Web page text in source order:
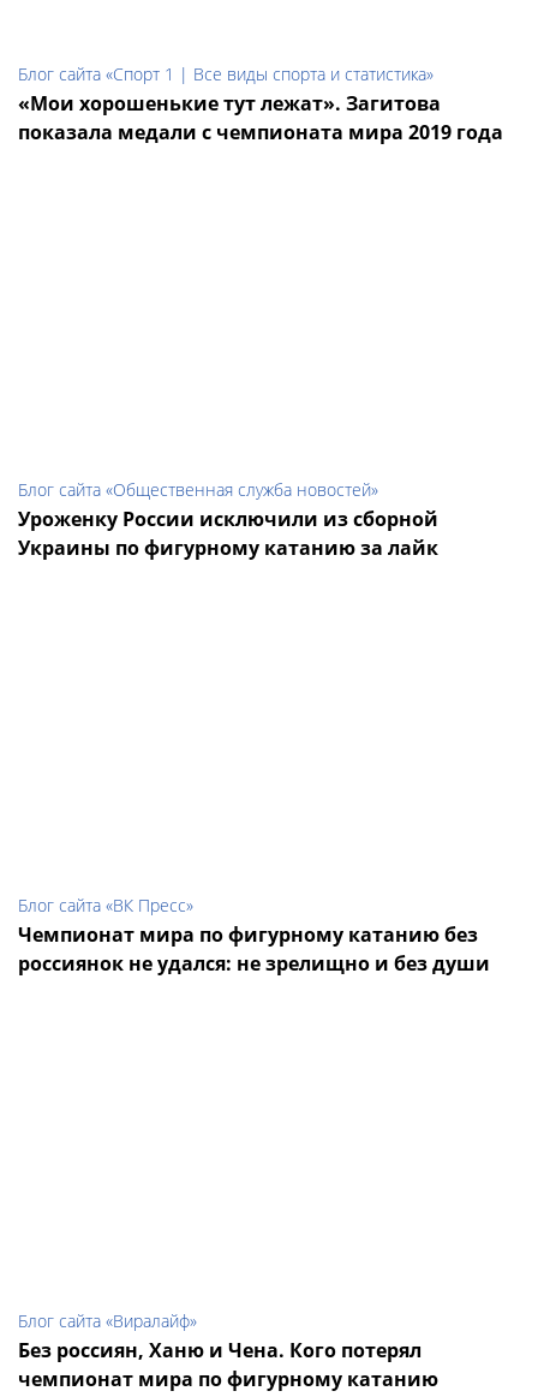
Блог сайта «Спорт 1 | Все виды спорта и статистика»
«Мои хорошенькие тут лежат». Загитова
показала медали с чемпионата мира 2019 года
Блог сайта «Общественная служба новостей»
Уроженку России исключили из сборной
Украины по фигурному катанию за лайк
Блог сайта «ВК Пресс»
Чемпионат мира по фигурному катанию без
россиянок не удался: не зрелищно и без души
Блог сайта «Виралайф»
Без россиян, Ханю и Чена. Кого потерял
чемпионат мира по фигурному катанию